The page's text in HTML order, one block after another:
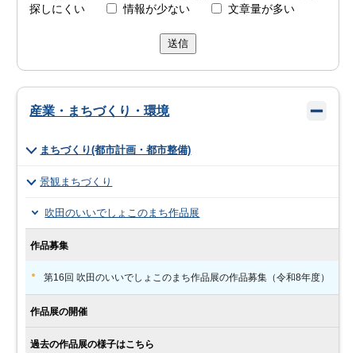
探しにくい
情報が少ない 文章量が多い
送信
産業・まちづくり・環境
まちづくり(都市計画・都市整備)
景観まちづくり
吹田のいいでしょこのまち作品展
作品募集
第16回 吹田のいいでしょこのまち作品展の作品募集（令和8年度）
作品展の開催
過去の作品展の様子はこちら